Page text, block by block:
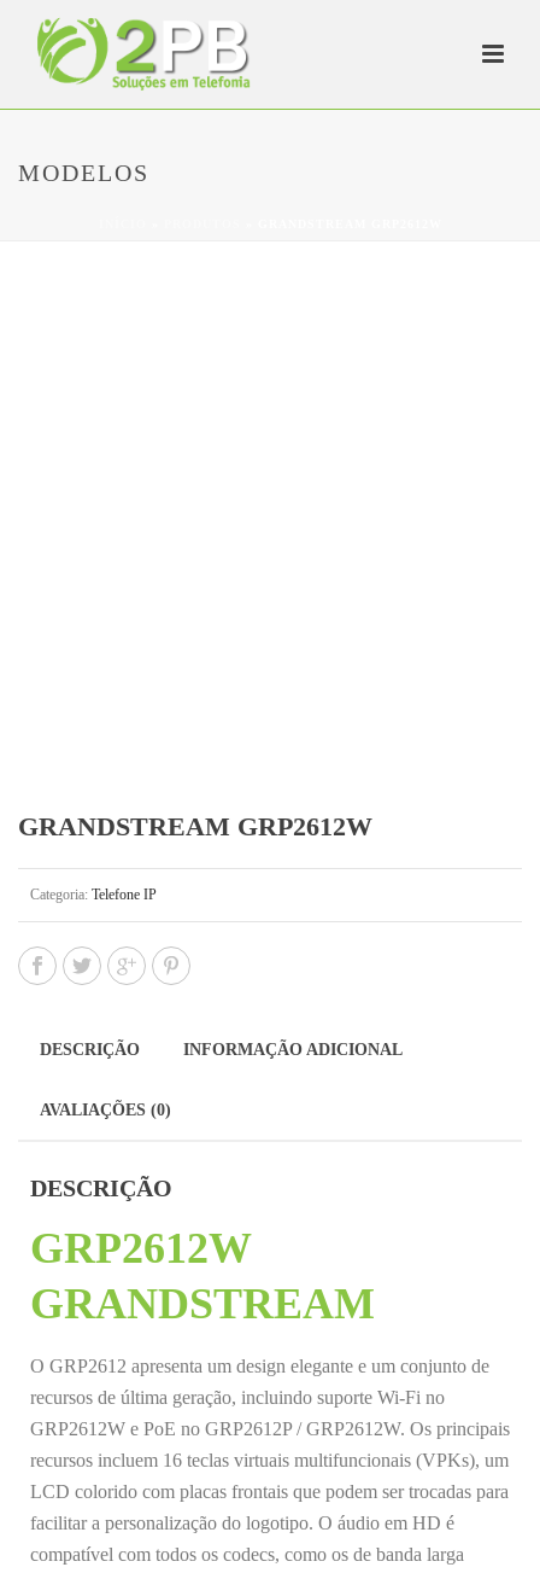
MODELOS
GRANDSTREAM GRP2612W
Categoria: Telefone IP
DESCRIÇÃO INFORMAÇÃO ADICIONAL
AVALIAÇÕES (0)
DESCRIÇÃO
GRP2612W
GRANDSTREAM
O GRP2612 apresenta um design elegante e um conjunto de
recursos de última geração, incluindo suporte Wi-Fi no
GRP2612W e PoE no GRP2612P / GRP2612W. Os principais
recursos incluem 16 teclas virtuais multifuncionais (VPKs), um
LCD colorido com placas frontais que podem ser trocadas para
facilitar a personalização do logotipo. O áudio em HD é
compatível com todos os codecs, como os de banda larga